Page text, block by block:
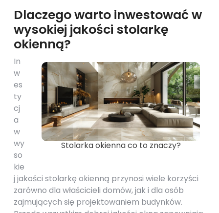
Dlaczego warto inwestować w
wysokiej jakości stolarkę
okienną?
Stolarka okienna co to znaczy?
In
w
es
ty
cj
a
w
wy
so
kie
j jakości stolarkę okienną przynosi wiele korzyści
zarówno dla właścicieli domów, jak i dla osób
zajmujących się projektowaniem budynków.